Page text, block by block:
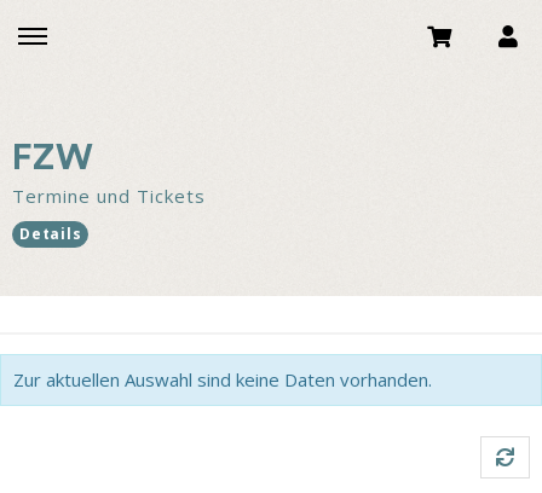
FZW
Termine und Tickets
Details
Zur aktuellen Auswahl sind keine Daten vorhanden.